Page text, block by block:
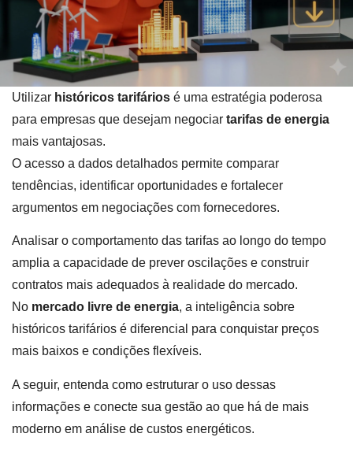
Utilizar históricos tarifários é uma estratégia poderosa
para empresas que desejam negociar tarifas de energia
mais vantajosas.
O acesso a dados detalhados permite comparar
tendências, identificar oportunidades e fortalecer
argumentos em negociações com fornecedores.
Analisar o comportamento das tarifas ao longo do tempo
amplia a capacidade de prever oscilações e construir
contratos mais adequados à realidade do mercado.
No mercado livre de energia, a inteligência sobre
históricos tarifários é diferencial para conquistar preços
mais baixos e condições flexíveis.
A seguir, entenda como estruturar o uso dessas
informações e conecte sua gestão ao que há de mais
moderno em análise de custos energéticos.